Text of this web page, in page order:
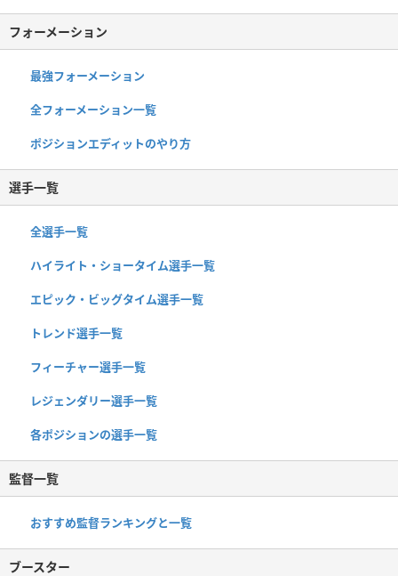
フォーメーション
最強フォーメーション
全フォーメーション一覧
ポジションエディットのやり方
選手一覧
全選手一覧
ハイライト・ショータイム選手一覧
エピック・ビッグタイム選手一覧
トレンド選手一覧
フィーチャー選手一覧
レジェンダリー選手一覧
各ポジションの選手一覧
監督一覧
おすすめ監督ランキングと一覧
ブースター